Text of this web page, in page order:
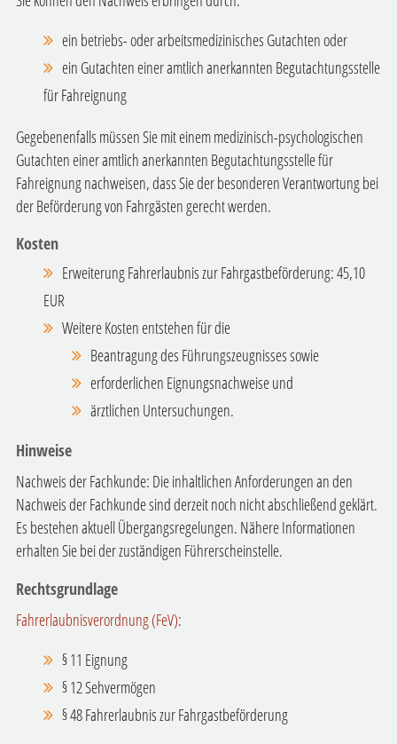
ein betriebs- oder arbeitsmedizinisches Gutachten oder
ein Gutachten einer amtlich anerkannten Begutachtungsstelle
für Fahreignung
Gegebenenfalls müssen Sie mit einem medizinisch-psychologischen
Gutachten einer amtlich anerkannten Begutachtungsstelle für
Fahreignung nachweisen, dass Sie der besonderen Verantwortung bei
der Beförderung von Fahrgästen gerecht werden.
Kosten
Erweiterung Fahrerlaubnis zur Fahrgastbeförderung: 45,10
EUR
Weitere Kosten entstehen für die
Beantragung des Führungszeugnisses sowie
erforderlichen Eignungsnachweise und
ärztlichen Untersuchungen.
Hinweise
Nachweis der Fachkunde: Die inhaltlichen Anforderungen an den
Nachweis der Fachkunde sind derzeit noch nicht abschließend geklärt.
Es bestehen aktuell Übergangsregelungen. Nähere Informationen
erhalten Sie bei der zuständigen Führerscheinstelle.
Rechtsgrundlage
Fahrerlaubnisverordnung (FeV):
§ 11 Eignung
§ 12Sehvermögen
§ 48Fahrerlaubnis zur Fahrgastbeförderung